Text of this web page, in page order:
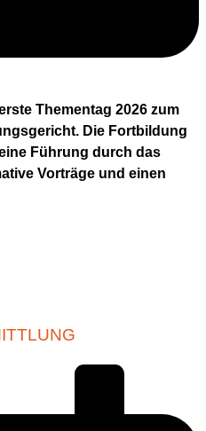
Thementag 2026 zum
Die Fortbildung
Führung durch das
Vorträge und einen